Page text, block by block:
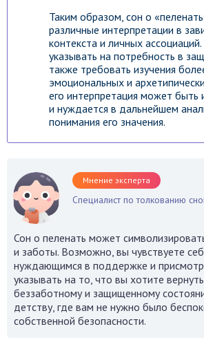
Таким образом, сон о
различные интерпретации в
контекста и личных
указывать на потребность в
также требовать изучения
эмоциональных и
его интерпретация может быть
и нуждается в дальнейшем
понимания его значения.
Мнение эксперта
Специалист по толкованию
Сон о пеленать может
и заботы. Возможно, вы чувствуете
нуждающимся в поддержке и
указывать на то, что вы хотите
беззаботному и защищенному
детству, где вам не нужно было
собственной безопасности.